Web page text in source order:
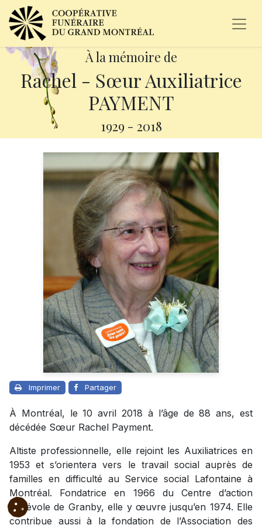
À la mémoire de
Rachel - Sœur Auxiliatrice
PAYMENT
1929 - 2018
Imprimer Partager
À Montréal, le 10 avril 2018 à l’âge de 88 ans, est
décédée Sœur Rachel Payment.
Altiste professionnelle, elle rejoint les Auxiliatrices en
1953 et s’orientera vers le travail social auprès de
familles en difficulté au Service social Lafontaine à
Montréal. Fondatrice en 1966 du Centre d’action
bénévole de Granby, elle y œuvre jusqu’en 1974. Elle
contribue aussi à la fondation de l’Association des